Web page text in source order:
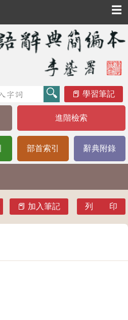
☰
學習筆記
進階檢索
部首索引 辭典附錄
加入筆記 列 印